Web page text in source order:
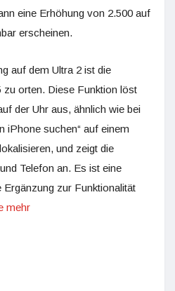
eine Erhöhung von 2.500 auf
erscheinen.
auf dem Ultra 2 ist die
zu orten. Diese Funktion löst
der Uhr aus, ähnlich wie bei
iPhone suchen“ auf einem
und zeigt die
Telefon an. Es ist eine
zur Funktionalität
mehr